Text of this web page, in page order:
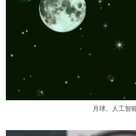
月球、人工智